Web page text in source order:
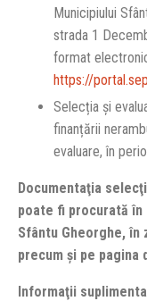
Municipiului
strada 1
format
https://
Selecția și
finanțării
evaluare, în
Documentaţia
poate fi procurată în
Sfântu Gheorghe,
precum și pe pagina
Informaţii